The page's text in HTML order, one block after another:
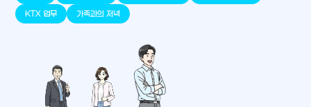
KTX 업무 가족과의 저녁